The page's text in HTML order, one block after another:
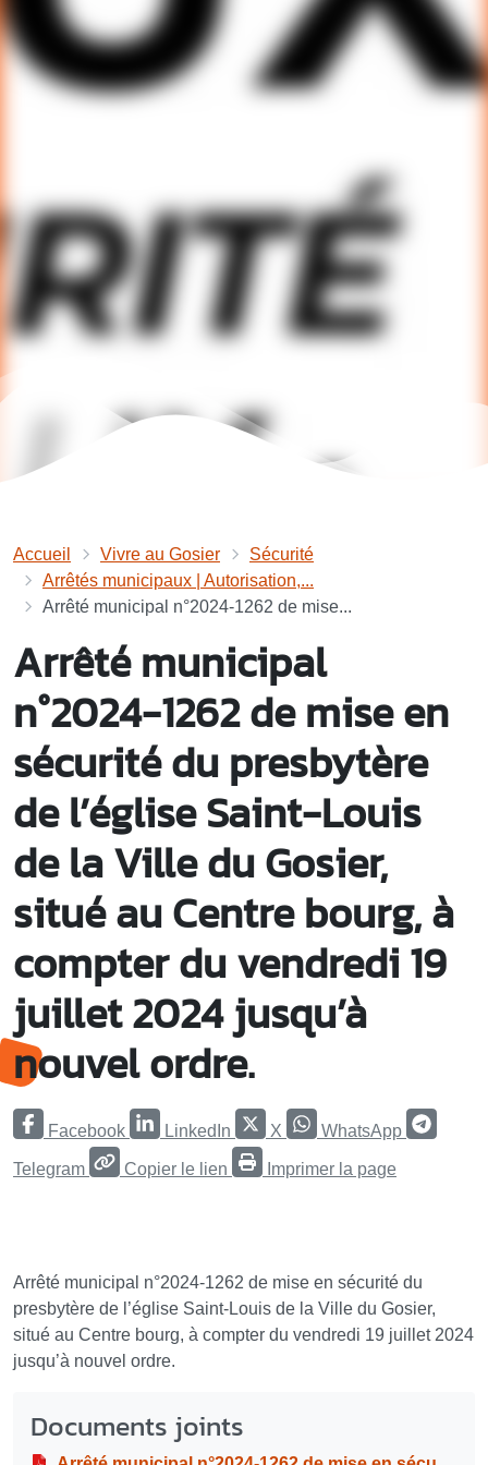
Accueil Vivre au Gosier
Sécurité
Arrêtés municipaux | Autorisation,...
Arrêté municipal n°2024-1262 de mise...
Arrêté municipal
n°2024-1262 de mise en
sécurité du presbytère
de l’église Saint-Louis
de la Ville du Gosier,
situé au Centre bourg, à
compter du vendredi 19
juillet 2024 jusqu’à
nouvel ordre.
Facebook LinkedIn X WhatsApp
Telegram Copier le lien Imprimer la page
Arrêté municipal n°2024-1262 de mise en sécurité du
presbytère de l’église Saint-Louis de la Ville du Gosier,
situé au Centre bourg, à compter du vendredi 19 juillet 2024
jusqu’à nouvel ordre.
Documents joints